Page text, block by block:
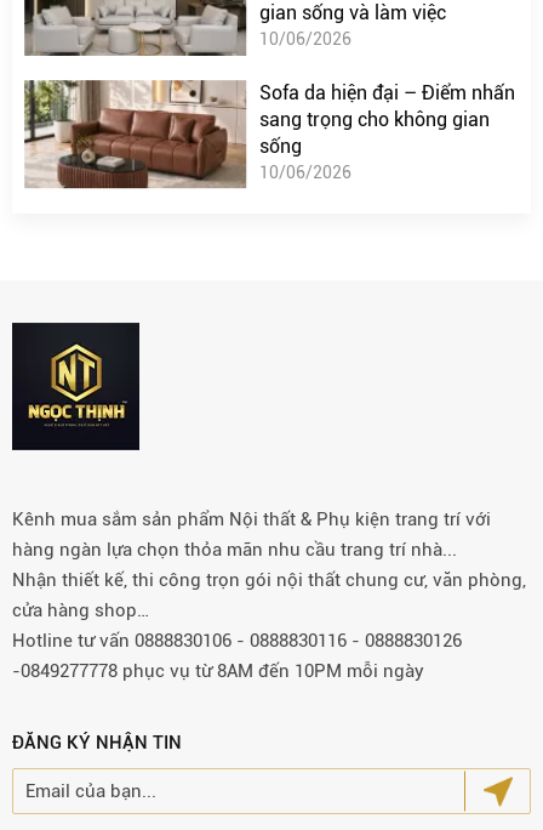
gian sống và làm việc
10/06/2026
Sofa da hiện đại – Điểm nhấn
sang trọng cho không gian
sống
10/06/2026
Kênh mua sắm sản phẩm Nội thất & Phụ kiện trang trí với
hàng ngàn lựa chọn thỏa mãn nhu cầu trang trí nhà...
Nhận thiết kế, thi công trọn gói nội thất chung cư, văn phòng,
cửa hàng shop…
Hotline tư vấn 0888830106 - 0888830116 - 0888830126
-0849277778 phục vụ từ 8AM đến 10PM mỗi ngày
ĐĂNG KÝ NHẬN TIN